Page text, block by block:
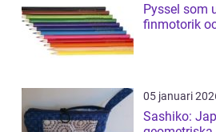
Pyssel som
finmotorik
05 januari
Sashiko: